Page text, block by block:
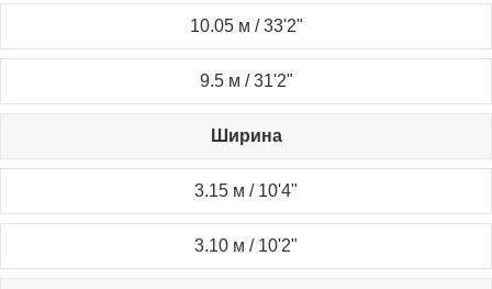
10.05 м / 33'2"
9.5 м / 31'2"
Ширина
3.15 м / 10'4"
3.10 м / 10'2"